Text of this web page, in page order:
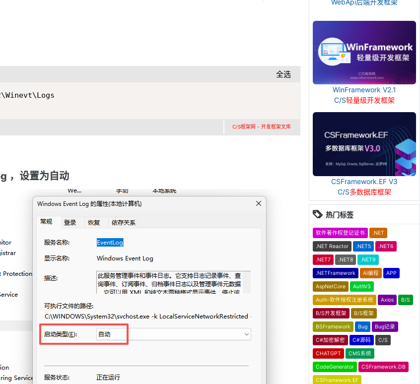
全选
C/S框架网 - 开发框架文库
，设置为自动
WebApi后端开发框架
WinFramework V2.1
C/S轻量级开发框架
CSFramework.EF V3
C/S多数据库框架
热门标签
软件著作权登记证书 .NET
.NET Reactor .NET5 .NET6
.NET7 .NET8 .NET9
.NETFramework AI编程 APP
AspNetCore AuthV3
Auth-软件授权注册系统 Axios B/S
B/S开发框架 B/S框架
BSFramework Bug Bug记录
C#加密解密 C#源码 C/S
CHATGPT CMS系统
CodeGenerator CSFramework.DB
CSFramework.EF